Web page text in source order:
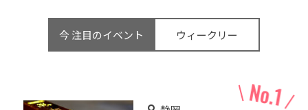
今 注目のイベント ウィークリー